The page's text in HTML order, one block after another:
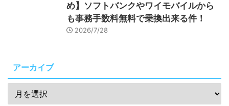
め】ソフトバンクやワイモバイルから
も事務手数料無料で乗換出来る件！
2026/7/28
アーカイブ